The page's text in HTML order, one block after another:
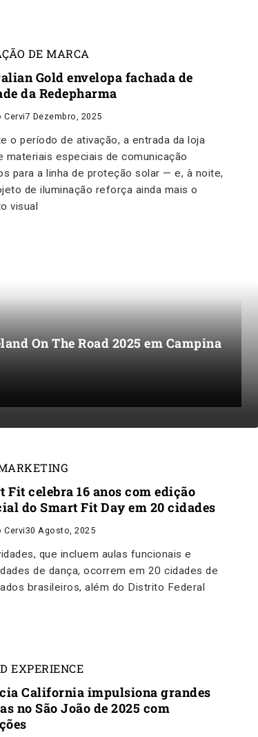
DE MARCA
Gold envelopa fachada de
da Redepharma
Cervi7 Dezembro, 2025
o período de ativação, a entrada da loja
materiais especiais de comunicação
para a linha de proteção solar — e, à noite,
de iluminação reforça ainda mais o
visual
On The Road 2025 em Campina
Fit celebra 16 anos com edição
do Smart Fit Day em 20 cidades
Cervi30 Agosto, 2025
que incluem aulas funcionais e
de dança, ocorrem em 20 cidades de
brasileiros, além do Distrito Federal
EXPERIENCE
California impulsiona grandes
no São João de 2025 com